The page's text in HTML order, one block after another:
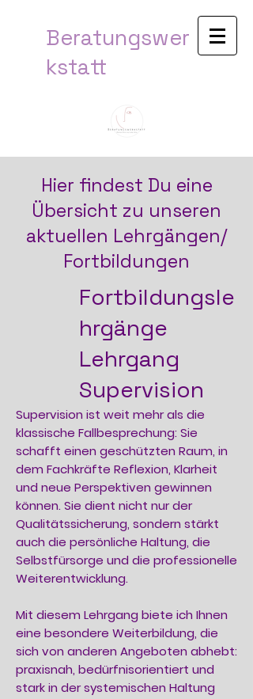
Beratungswer
kstatt​
Hier findest Du eine
Übersicht zu unseren
aktuellen Lehrgängen/
Fortbildungen
Fortbildungsle
hrgänge
Lehrgang
Supervision
Supervision ist weit mehr als die
klassische Fallbesprechung: Sie
schafft einen geschützten Raum, in
dem Fachkräfte Reflexion, Klarheit
und neue Perspektiven gewinnen
können. Sie dient nicht nur der
Qualitätssicherung, sondern stärkt
auch die persönliche Haltung, die
Selbstfürsorge und die professionelle
Weiterentwicklung.
Mit diesem Lehrgang biete ich Ihnen
eine besondere Weiterbildung, die
sich von anderen Angeboten abhebt:
praxisnah, bedürfnisorientiert und
stark in der systemischen Haltung